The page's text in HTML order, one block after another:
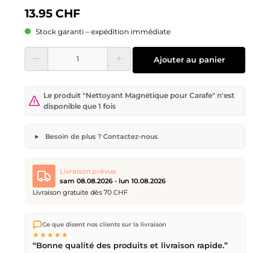
13.95 CHF
Stock garanti – expédition immédiate
Quantité de produit : Entrez la quantité souhaitée ou utilisez les boutons
Ajouter au panier
Le produit "Nettoyant Magnétique pour Carafe" n'est
disponible que 1 fois
Besoin de plus ? Contactez-nous
Quantité souhaitée
Votre nom Adresse e-mail
Livraison prévue
sam 08.08.2026 - lun 10.08.2026
Livraison gratuite dès 70 CHF
Nous expédions directement depuis notre entrepôt à Kriens,
en Suisse. Livraison gratuitedès CHF 70
passées avant
livraison leprochain jour ouvrable par la Poste Suisse.
Ce que disent nos clients sur la livraison
★★★★★
“Bonne qualité des produits et livraison rapide.”